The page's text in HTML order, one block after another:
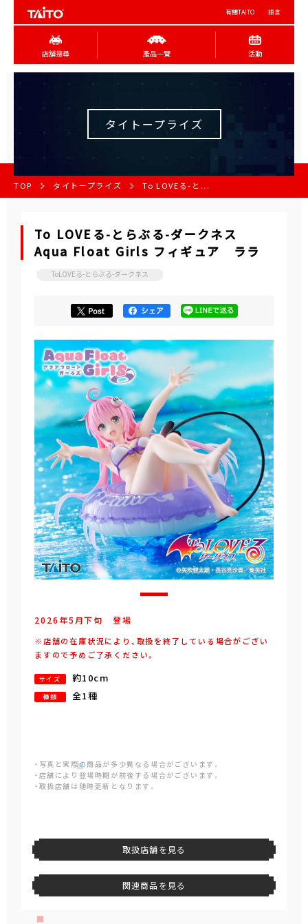
有關TAITO 語言
店舖搜尋 產品一覽 活動
タイトープライズ
TOP タイトープライズ To LOVEる-と...
To LOVEる-とらぶる-ダークネス
Aqua Float Girls フィギュア ララ
ToLOVEる-とらぶる-ダークネス
2026年5 月下旬 登場
※店舗の在庫状況により、取扱を終了している場合がござい
ますので予めご了承ください。
サイズ 約10cm
種類 全1種
・写真と実際の商品が多少異なる場合がございます。
・店舗により登場時期が前後する場合がございます。
・取扱店舗は随時更新となります。
取扱店舗を見る
関連商品を見る